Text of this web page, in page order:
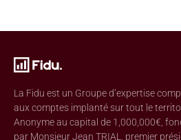
La Fidu est un Groupe d’expertise
aux comptes implanté sur tout le
Anonyme au capital de 1,000,000€,
par Monsieur Jean TRIAL, premier